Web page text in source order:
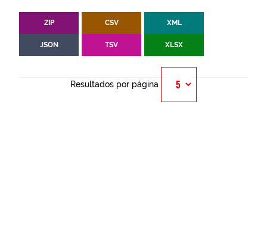
ZIP CSV XML
JSON TSV XLSX
Resultados por página